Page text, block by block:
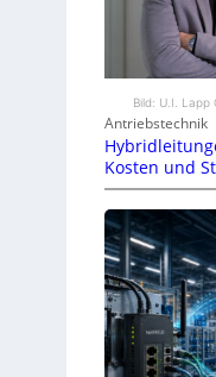
Bild: U.I. Lapp
Antriebstechnik
Kosten und